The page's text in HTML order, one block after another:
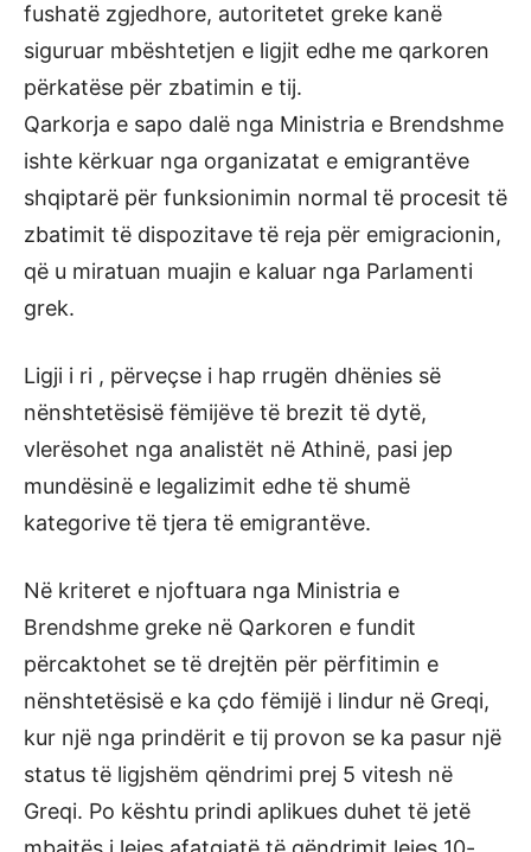
fushatë zgjedhore, autoritetet greke kanë
siguruar mbështetjen e ligjit edhe me qarkoren
përkatëse për zbatimin e tij.
Qarkorja e sapo dalë nga Ministria e Brendshme
ishte kërkuar nga organizatat e emigrantëve
shqiptarë për funksionimin normal të procesit të
zbatimit të dispozitave të reja për emigracionin,
që u miratuan muajin e kaluar nga Parlamenti
grek.
Ligji i ri , përveçse i hap rrugën dhënies së
nënshtetësisë fëmijëve të brezit të dytë,
vlerësohet nga analistët në Athinë, pasi jep
mundësinë e legalizimit edhe të shumë
kategorive të tjera të emigrantëve.
Në kriteret e njoftuara nga Ministria e
Brendshme greke në Qarkoren e fundit
përcaktohet se të drejtën për përfitimin e
nënshtetësisë e ka çdo fëmijë i lindur në Greqi,
kur një nga prindërit e tij provon se ka pasur një
status të ligjshëm qëndrimi prej 5 vitesh në
Greqi. Po kështu prindi aplikues duhet të jetë